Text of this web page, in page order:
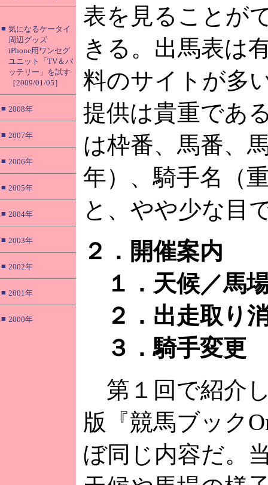
■ 気になるケータイ
周辺グッズ
iPhone用ワンセグ
ユニット「TV＆バ
ッテリー」を試す
［2009/01/05］
■ 2008年
■ 2007年
■ 2006年
■ 2005年
■ 2004年
■ 2003年
■ 2002年
■ 2001年
■ 2000年
表を見ることが
きる。出馬表は
料のサイトが多
提供は貴重であ
は枠番、馬番、
年）、騎手名（
と、やや少な目
２．開催案内
１．天候／馬
２．出走取り
３．騎手変更
第１回で紹介
版『競馬ブック
ぼ同じ内容だ。